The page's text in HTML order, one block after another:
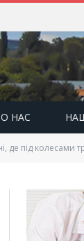
НАС
де під колесами